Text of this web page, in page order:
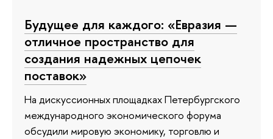
Будущее для каждого: «Евразия —
отличное пространство для
создания надежных цепочек
поставок»
На дискуссионных площадках Петербургского
международного экономического форума
обсудили мировую экономику, торговлю и